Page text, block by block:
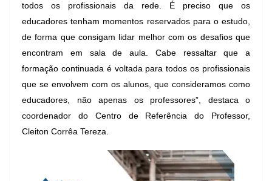
todos os profissionais da rede. É preciso que os
educadores tenham momentos reservados para o estudo,
de forma que consigam lidar melhor com os desafios que
encontram em sala de aula. Cabe ressaltar que a
formação continuada é voltada para todos os profissionais
que se envolvem com os alunos, que consideramos como
educadores, não apenas os professores”, destaca o
coordenador do Centro de Referência do Professor,
Cleiton Corrêa Tereza.